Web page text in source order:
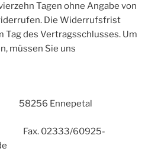
Tagen ohne Angabe von
Die Widerrufsfrist
Tag des Vertragsschlusses. Um
müssen Sie uns
Ennepetal
02333/60925-